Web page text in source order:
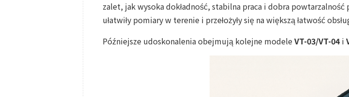
zalet, jak wysoka dokładność, stabilna praca i dobra
ułatwiły pomiary w terenie i przełożyły się na większą łatwość
Późniejsze udoskonalenia obejmują kolejne modeleVT-03/VT-04 i